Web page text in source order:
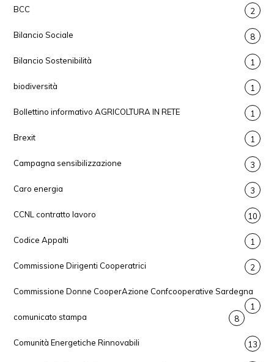
BCC 2
Bilancio Sociale 8
Bilancio Sostenibilità 1
biodiversità 1
Bollettino informativo AGRICOLTURA IN RETE 1
Brexit 1
Campagna sensibilizzazione 3
Caro energia 3
CCNL contratto lavoro 10
Codice Appalti 1
Commissione Dirigenti Cooperatrici 2
Commissione Donne CooperAzione Confcooperative Sardegna
1
comunicato stampa
8
Comunità Energetiche Rinnovabili 13